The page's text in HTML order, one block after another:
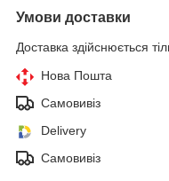
Умови доставки
Доставка здійснюється
Нова Пошта
Самовивіз
Delivery
Самовивіз